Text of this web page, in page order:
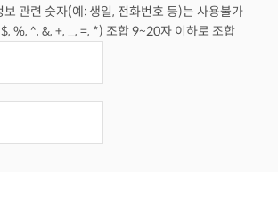
관련 숫자(예: 생일, 전화번호 등)는 사용불가
%, ^, &, +, _, =, *) 조합 9~20자 이하로 조합